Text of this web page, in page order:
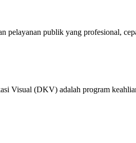
publik yang profesional,
(DKV) adalah program keahlian